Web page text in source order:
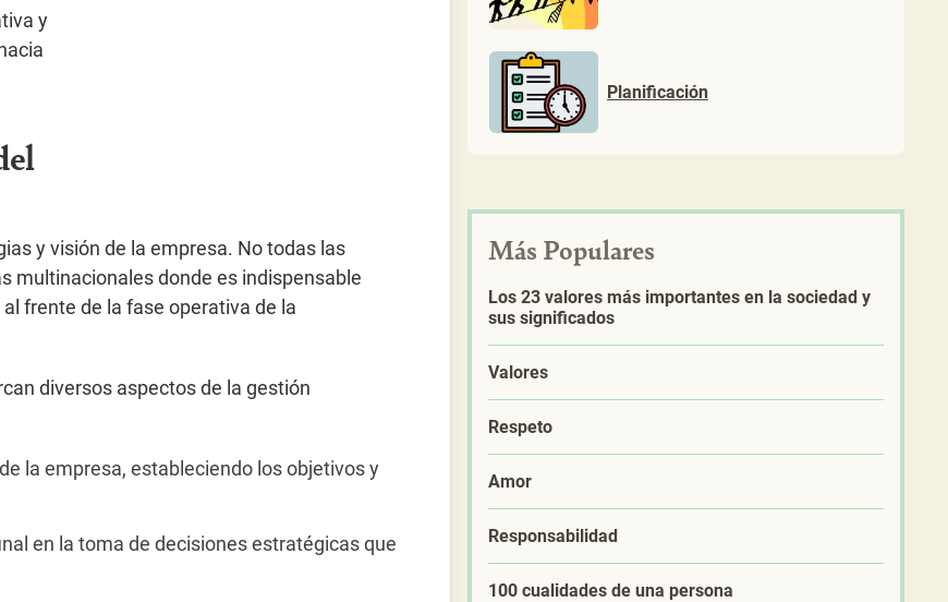
y
y visión de la empresa. No todas las
multinacionales donde es indispensable
frente de la fase operativa de la
diversos aspectos de la gestión
la empresa, estableciendo los objetivos y
en la toma de decisiones estratégicas que
Planificación
Más Populares
Los 23 valores más importantes en la sociedad y
sus significados
Valores
Respeto
Amor
Responsabilidad
100 cualidades de una persona